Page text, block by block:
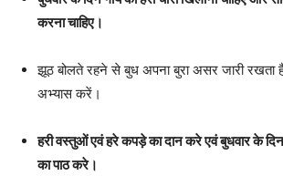
करना चाहिए।
झूठ बोलते रहने से बुध अपना बुरा असर जारी रखता
अभ्यास करें।
हरी वस्तुओं एवं हरे कपड़े का दान करे एवं बुधवार के
का पाठ करे।